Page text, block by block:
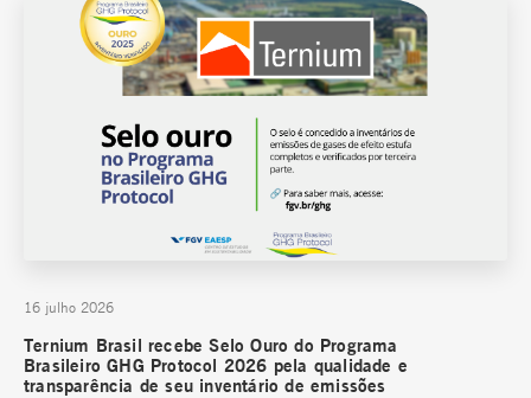
16 julho 2026
Ternium Brasil recebe Selo Ouro do Programa
Brasileiro GHG Protocol 2026 pela qualidade e
transparência de seu inventário de emissões